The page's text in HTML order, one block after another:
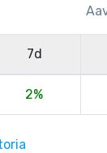
7d
2%